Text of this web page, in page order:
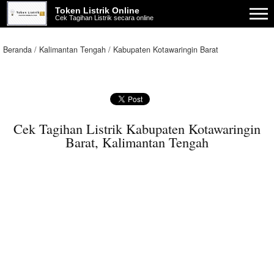
Token Listrik Online
Cek Tagihan Listrik secara online
Beranda Kalimantan Tengah Kabupaten Kotawaringin Barat
Cek Tagihan Listrik Kabupaten Kotawaringin
Barat, Kalimantan Tengah